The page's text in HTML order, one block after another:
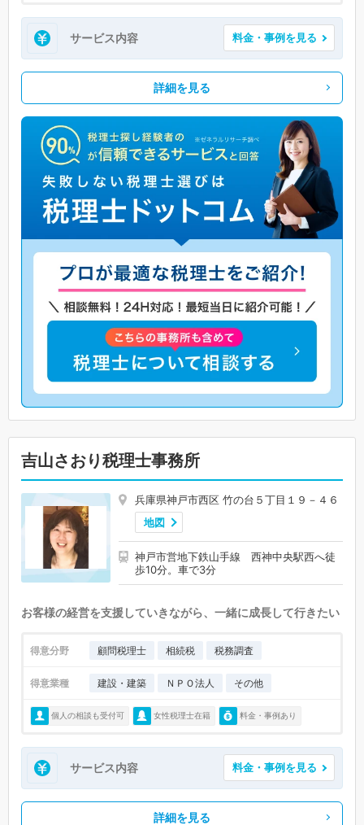
サービス内容 料金・事例を見る
詳細を見る
吉山さおり税理士事務所
兵庫県神戸市西区 竹の台５丁目１９－４６
地図
神戸市営地下鉄山手線 西神中央駅西へ徒
歩10分。車で3分
お客様の経営を支援していきながら、一緒に成長して行きたい
得意分野 顧問税理士 相続税 税務調査
得意業種 建設・建築 ＮＰＯ法人 その他
個人の相談も受付可 女性税理士在籍 料金・事例あり
サービス内容 料金・事例を見る
詳細を見る